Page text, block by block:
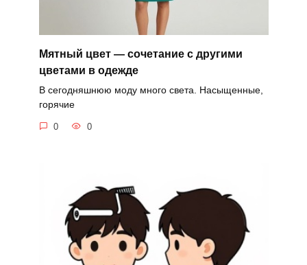
Мятный цвет — сочетание с другими
цветами в одежде
В сегодняшнюю моду много света. Насыщенные,
горячие
0 0